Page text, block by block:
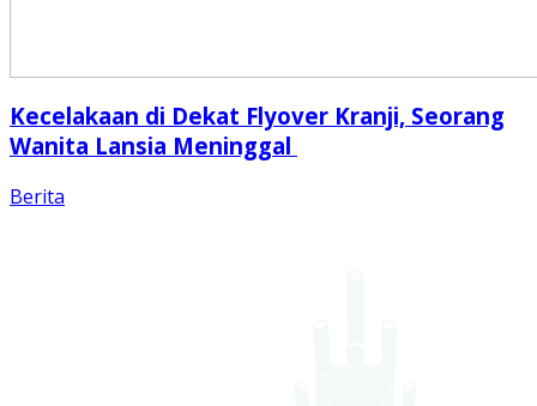
Kecelakaan di Dekat Flyover Kranji, Seorang
Wanita Lansia Meninggal
Berita